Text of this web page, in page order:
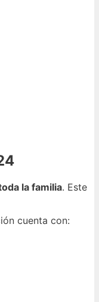
la familia. Este
cuenta con: